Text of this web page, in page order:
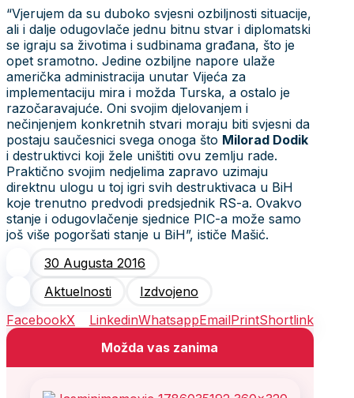
“Vjerujem da su duboko svjesni ozbiljnosti situacije,
ali i dalje odugovlače jednu bitnu stvar i diplomatski
se igraju sa životima i sudbinama građana, što je
opet sramotno. Jedine ozbiljne napore ulaže
američka administracija unutar Vijeća za
implementaciju mira i možda Turska, a ostalo je
razočaravajuće. Oni svojim djelovanjem i
nečinjenjem konkretnih stvari moraju biti svjesni da
postaju saučesnici svega onoga što Milorad Dodik
i destruktivci koji žele uništiti ovu zemlju rade.
Praktično svojim nedjelima zapravo uzimaju
direktnu ulogu u toj igri svih destruktivaca u BiH
koje trenutno predvodi predsjednik RS-a. Ovakvo
stanje i odugovlačenje sjednice PIC-a može samo
još više pogoršati stanje u BiH”, ističe Mašić.
30 Augusta 2016
Aktuelnosti
Izdvojeno
FacebookX LinkedinWhatsappEmailPrintShortlink
Možda vas zanima